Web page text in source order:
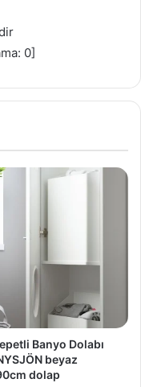
0]
Banyo Dolabı
beyaz
dolap